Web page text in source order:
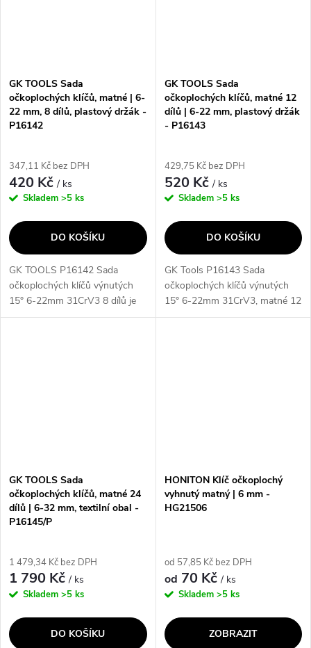
GK TOOLS Sada
očkoplochých klíčů, matné | 6-
22 mm, 8 dílů, plastový držák -
P16142
347,11 Kč bez DPH
420 Kč/ ks
Skladem >5 ks
DO KOŠÍKU
GK TOOLS P16142 Sada
očkoplochých klíčů výnutých
15° 6-22mm 31CrV3 8 dílů je
sada očkoplochých klíčů v
GK TOOLS Sada
očkoplochých klíčů, matné 12
dílů | 6-22 mm, plastový držák
- P16143
429,75 Kč bez DPH
520 Kč/ ks
Skladem >5 ks
DO KOŠÍKU
GK Tools P16143 Sada
očkoplochých klíčů výnutých
15° 6-22mm 31CrV3, matné 12
dílů je sada očkoplochých klíčů
GK TOOLS Sada
očkoplochých klíčů, matné 24
dílů | 6-32 mm, textilní obal -
P16145/P
1 479,34 Kč bez DPH
1 790 Kč/ ks
Skladem >5 ks
DO KOŠÍKU
HONITON Klíč očkoplochý
vyhnutý matný | 6 mm -
HG21506
od 57,85 Kč bez DPH
od 70 Kč/ ks
Skladem >5 ks
ZOBRAZIT